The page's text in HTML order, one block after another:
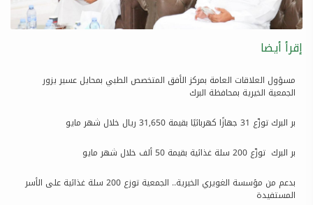
إقرأ أيضا
مسؤول العلاقات العامة بمركز الأفق المتخصص الطبي بمحايل عسير يزور
الجمعية الخيرية بمحافظة البرك
بر البرك توزّع 31 جهازًا كهربائيًا بقيمة 31,650 ريال خلال شهر مايو
بر البرك توزّع 200 سلة غذائية بقيمة 50 ألف خلال شهر مايو
بدعم من مؤسسة الغويري الخيرية.. الجمعية توزع 200 سلة غذائية على الأسر
المستفيدة